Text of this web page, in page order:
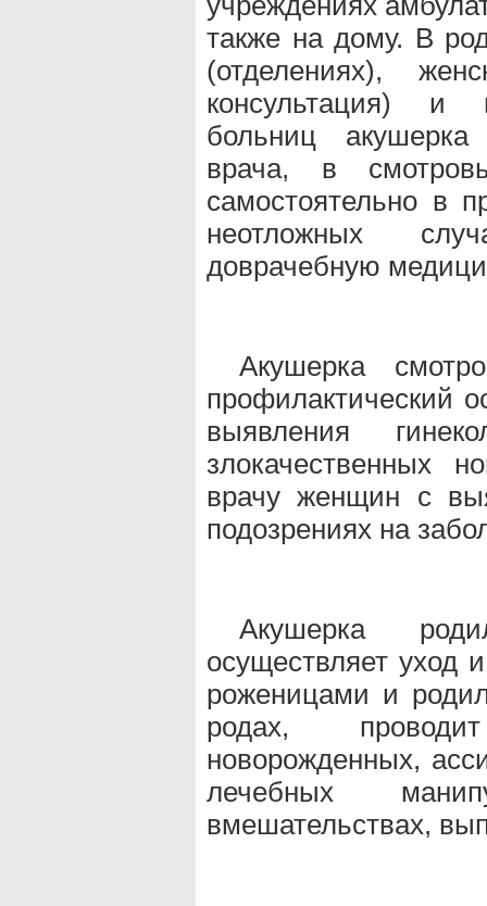
также на дому. В
(отделениях),
консультация) и
больниц
врача, в
самостоятельно в
неотложных
доврачебную
Акушерка
профилактический
выявления
злокачественных
врачу женщин с
подозрениях на
Акушерка
осуществляет уход
роженицами и
родах,
новорожденных,
лечебных
вмешательствах,